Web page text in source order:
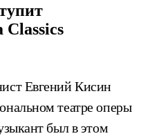
Classics
Евгений Кисин
театре оперы
был в этом